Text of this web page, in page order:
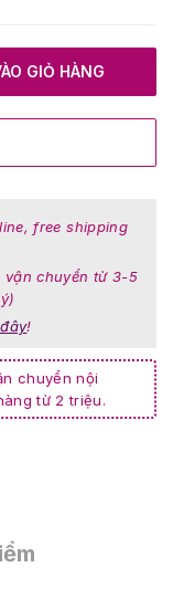
GIỎ HÀNG
free shipping
vận chuyển từ 3-5
!
chuyển nội
từ 2 triệu.